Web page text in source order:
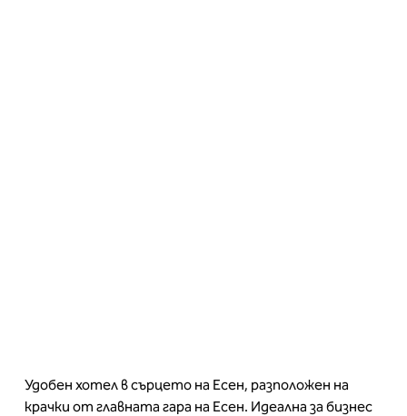
Удобен хотел в сърцето на Есен, разположен на
крачки от главната гара на Есен. Идеална за бизнес